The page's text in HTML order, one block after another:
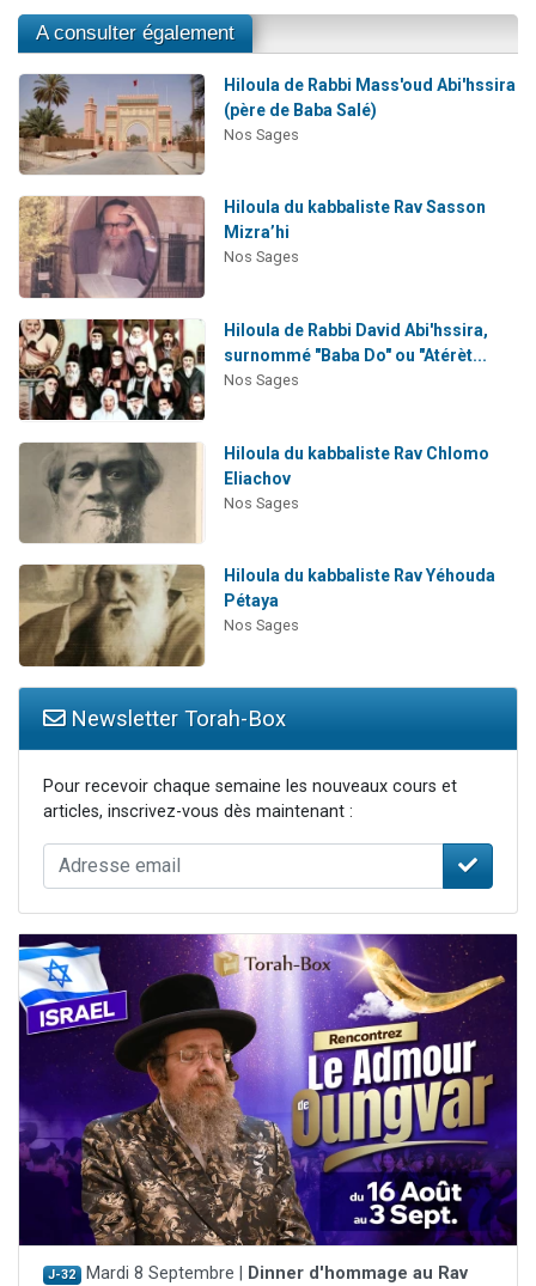
A consulter également
Hiloula de Rabbi Mass'oud Abi'hssira
(père de Baba Salé)
Nos Sages
Hiloula du kabbaliste Rav Sasson
Mizra’hi
Nos Sages
Hiloula de Rabbi David Abi'hssira,
surnommé "Baba Do" ou "Atérèt...
Nos Sages
Hiloula du kabbaliste Rav Chlomo
Eliachov
Nos Sages
Hiloula du kabbaliste Rav Yéhouda
Pétaya
Nos Sages
Newsletter Torah-Box
Pour recevoir chaque semaine les nouveaux cours et
articles, inscrivez-vous dès maintenant :
J-32 Mardi 8 Septembre |
Dinner d'hommage au Rav